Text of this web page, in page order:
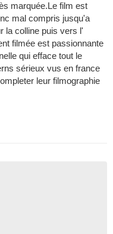
marquée.Le film est
mal compris jusqu'a
la colline puis vers l'
filmée est passionnante
qui efface tout le
sérieux vus en france
leur filmographie